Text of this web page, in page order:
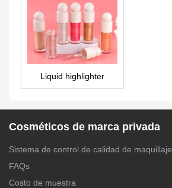
Liquid highlighter
cosmetics private label-
Cosméticos de marca privada
Sistema de control de calidad de maquillaje
FAQs
Costo de muestra